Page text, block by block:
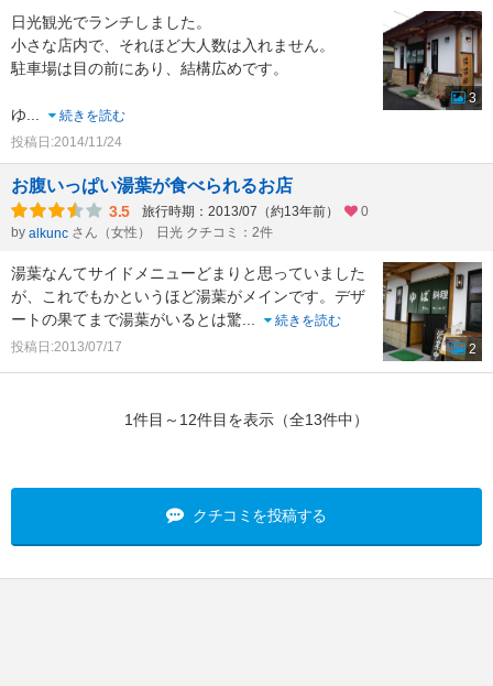
日光観光でランチしました。
小さな店内で、それほど大人数は入れません。
駐車場は目の前にあり、結構広めです。
ゆ
続きを読む
投稿日:2014/11/24
3
お腹いっぱい湯葉が食べられるお店
3.5 旅行時期：2013/07（約13年前）
0
by alkunc さん（女性） 日光 クチコミ：2件
湯葉なんてサイドメニューどまりと思っていました
が、これでもかというほど湯葉がメインです。デザ
ートの果てまで湯葉がいるとは驚
続きを読む
投稿日:2013/07/17
2
1件目～12件目を表示（全13件中）
クチコミを投稿する